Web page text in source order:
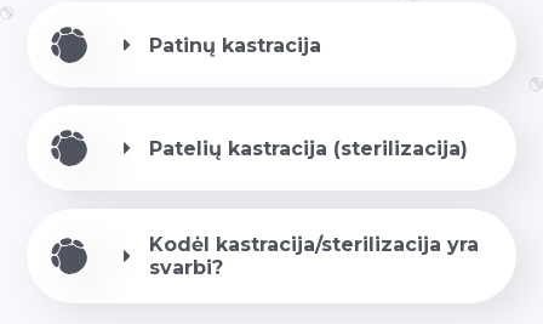
Patinų kastracija
Patelių kastracija (sterilizacija)
Kodėl kastracija/sterilizacija yra
svarbi?